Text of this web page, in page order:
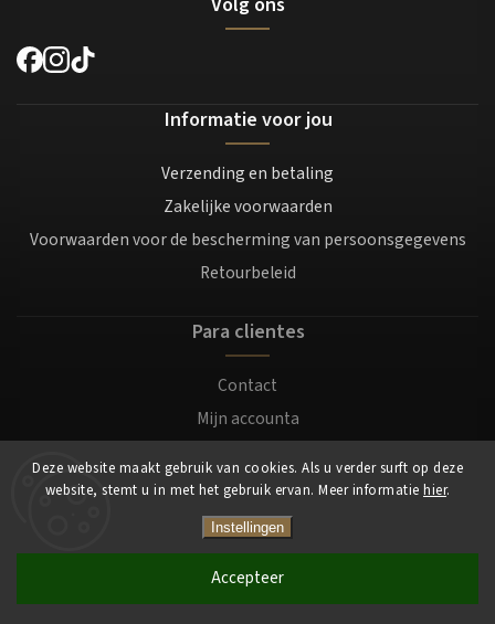
Deze website maakt gebruik van cookies. Als u verder surft op deze
website, stemt u in met het gebruik ervan. Meer informatie hier.
Instellingen
Accepteer
Informatie voor jou
Verzending en betaling
Zakelijke voorwaarden
Voorwaarden voor de bescherming van persoonsgegevens
Retourbeleid
Para clientes
Contact
Mijn accounta
Login
Mocafino.nl. Alle rechten voorbehouden.